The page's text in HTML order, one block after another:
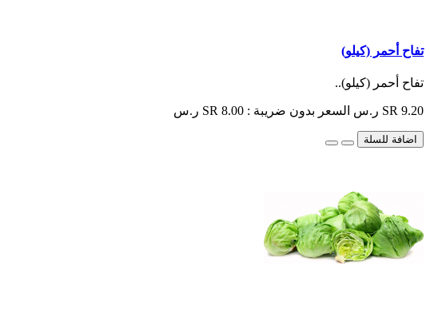
تفاح أحمر (كيلو)
تفاح أحمر (كيلو)..
SR 9.20 ر.س السعر بدون ضريبة : SR 8.00 ر.س
اضافة للسلة